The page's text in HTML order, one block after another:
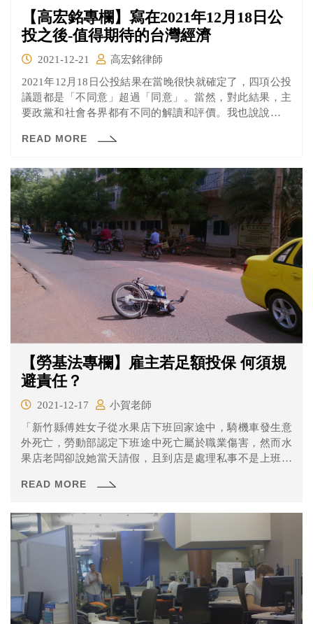
【高宏銘專欄】寫在2021年12月18日公
投之後-值得期待的台灣經濟
2021-12-21
高宏銘律師
2021年12月18日公投結果在當晚很快就確定了，四項公投
議題都是「不同意」超過「同意」。當然，對此結果，主
要政黨和社會各界都有不同的解讀和評價。我也說說我的
READ MORE
【勞基法專欄】雇主若足額投保 何須規
避責任？
2021-12-17
小賀老師
「新竹縣傅姓女子從水果店下班回家途中，騎機車發生意
外死亡，勞動部認定下班途中死亡屬於職業傷害，然而水
果店老闆卻說她當天請假，且到店是處理私事不是上班，
不僅有打卡，且監視器拍到她在櫃台幫客人結帳，還處理
READ MORE